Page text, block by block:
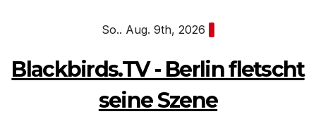
So.. Aug. 9th, 2026
Blackbirds.TV - Berlin fletscht
seine Szene